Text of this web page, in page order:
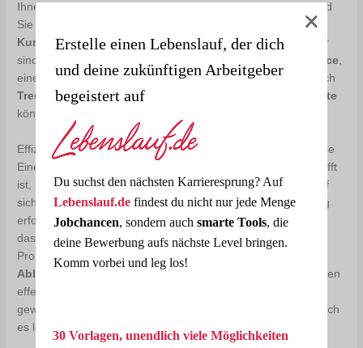
Ihnen kaufen, sondern immer wieder, desto erfolgreicher sind
Sie mit Ihrem Unternehmen. Mit anderen Worten: Auf die
Kundenbindung kommt es an. Elementare Faktoren hierfür
sind unter anderem eine hohe
Kundenservice,
eine persönlicheBetreuungund kompetenteBeratung
. Auch
Treueprogramme,Rabattaktionen
exklusive Angebote
können die Kundenbindung stärken.
Effizient und erfolgreich dank effektiver Strukturen & Prozesse
Eine gute Idee, ein erfolgreicher Start – wenn beides geschafft
ist, lässt der Geschäftserfolg womöglich nicht mehr lange auf
sich warten. Um nach der Unternehmensgründung langfristig
erfolgreich zu sein, benötigen Sie jedoch einUnternehmen
das
effizient gesteuertwird. Die internen Strukturen und
Prozesse sind die Grundlage hierfür. Mit
Abläufen
sparen Sie Zeit, nutzen Kosten
effektiv und können eine hohe Qualität Ihres Angebots
gewährleisten. Zugleich bleiben Sie anpassungsfähig, wodurch
es leichter ist, am Markt zu bestehen.
Erstelle einen Lebenslauf, der dich
und deine zukünftigen Arbeitgeber
begeistert auf
Du suchst den nächsten Karrieresprung? Auf
Lebenslauf.defindest du nicht nur jede Menge
Jobchancen, sondern auch smarte Tools, die
deine Bewerbung aufs nächste Level bringen.
Komm vorbei und leg los!
30 Vorlagen, unendlich viele Möglichkeiten